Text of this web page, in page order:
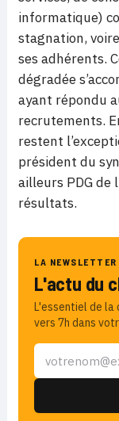
informatique)
stagnation,
ses adhérents.
dégradée
ayant répondu
recrutements.
restent
président du
ailleurs PDG de
résultats.
LA
L'actu du
L'essentiel de la
vers 7h dans